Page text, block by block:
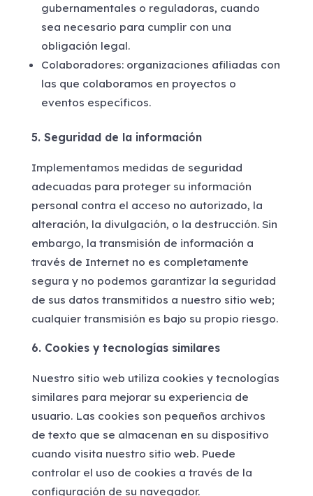
gubernamentales o reguladoras, cuando
sea necesario para cumplir con una
obligación legal.
Colaboradores: organizaciones afiliadas con
las que colaboramos en proyectos o
eventos específicos.
5. Seguridad de la información
Implementamos medidas de seguridad
adecuadas para proteger su información
personal contra el acceso no autorizado, la
alteración, la divulgación, o la destrucción. Sin
embargo, la transmisión de información a
través de Internet no es completamente
segura y no podemos garantizar la seguridad
de sus datos transmitidos a nuestro sitio web;
cualquier transmisión es bajo su propio riesgo.
6. Cookies y tecnologías similares
Nuestro sitio web utiliza cookies y tecnologías
similares para mejorar su experiencia de
usuario. Las cookies son pequeños archivos
de texto que se almacenan en su dispositivo
cuando visita nuestro sitio web. Puede
controlar el uso de cookies a través de la
configuración de su navegador.